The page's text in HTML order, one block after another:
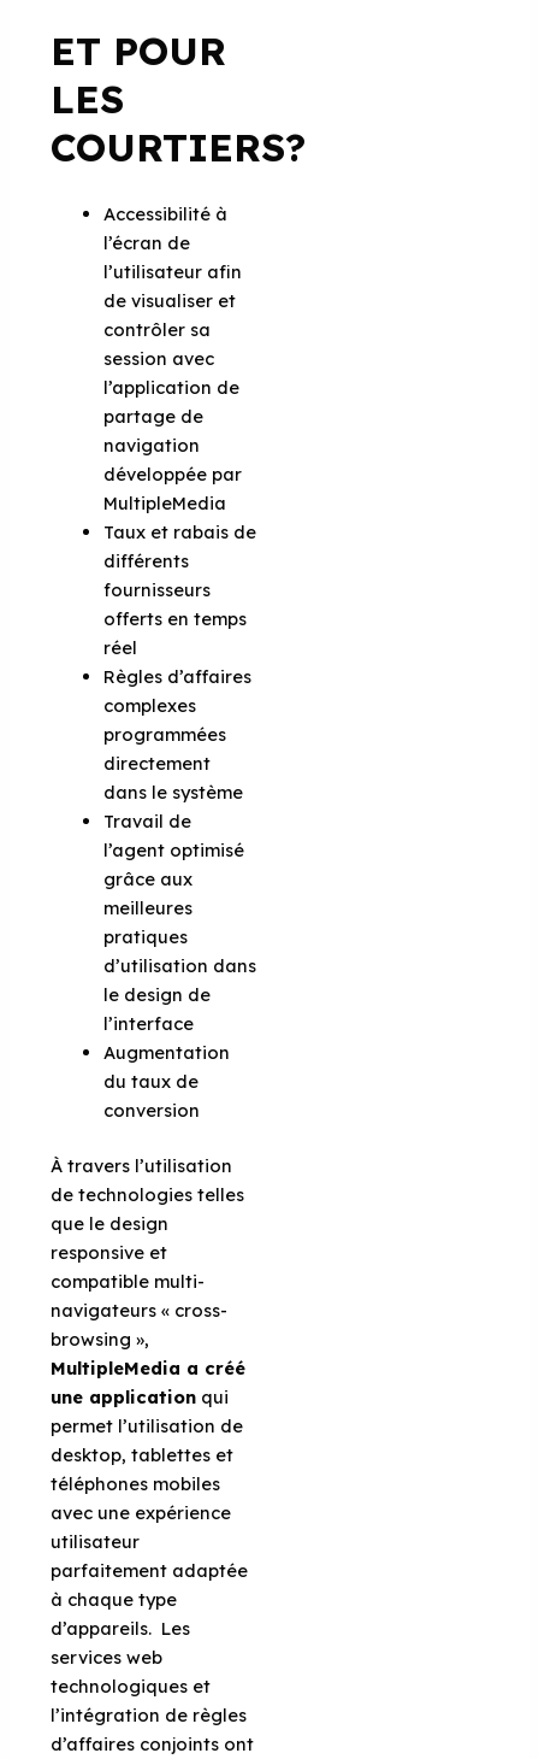
ET POUR
LES
COURTIERS?
Accessibilité à
l’écran de
l’utilisateur afin
de visualiser et
contrôler sa
session avec
l’application de
partage de
navigation
développée par
MultipleMedia
Taux et rabais de
différents
fournisseurs
offerts en temps
réel
Règles d’affaires
complexes
programmées
directement
dans le système
Travail de
l’agent optimisé
grâce aux
meilleures
pratiques
d’utilisation dans
le design de
l’interface
Augmentation
du taux de
conversion
À travers l’utilisation
de technologies telles
que le design
responsive et
compatible multi-
navigateurs « cross-
browsing »,
MultipleMedia a créé
une application qui
permet l’utilisation de
desktop, tablettes et
téléphones mobiles
avec une expérience
utilisateur
parfaitement adaptée
à chaque type
d’appareils. Les
services web
technologiques et
l’intégration de règles
d’affaires conjoints ont